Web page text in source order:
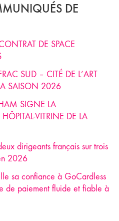
DE
DE SPACE
SUD – CITÉ DE L’ART
SAISON 2026
SIGNE LA
VITRINE DE LA
dirigeants français sur trois
2026
sa confiance à GoCardless
de paiement fluide et fiable à